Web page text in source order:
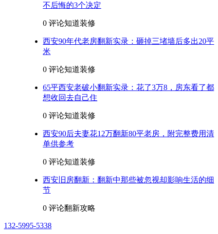
不后悔的3个决定
0 评论知道装修
西安90年代老房翻新实录：砸掉三堵墙后多出20平
米
0 评论知道装修
65平西安老破小翻新实录：花了3万8，房东看了都
想收回去自己住
0 评论知道装修
西安90后夫妻花12万翻新80平老房，附完整费用清
单供参考
0 评论知道装修
西安旧房翻新：翻新中那些被忽视却影响生活的细
节
0 评论翻新攻略
132-5995-5338